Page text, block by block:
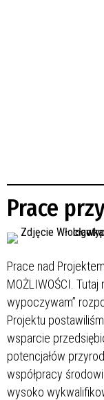
Prace
Prace nad
MOŻLIWOŚCI.
wypoczywam”
Projektu
wsparcie
potencjałów
współpracy
wysoko